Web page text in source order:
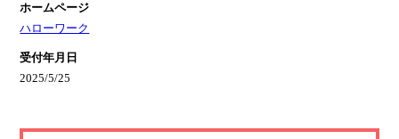
ホームページ
ハローワーク
受付年月日
2025/5/25